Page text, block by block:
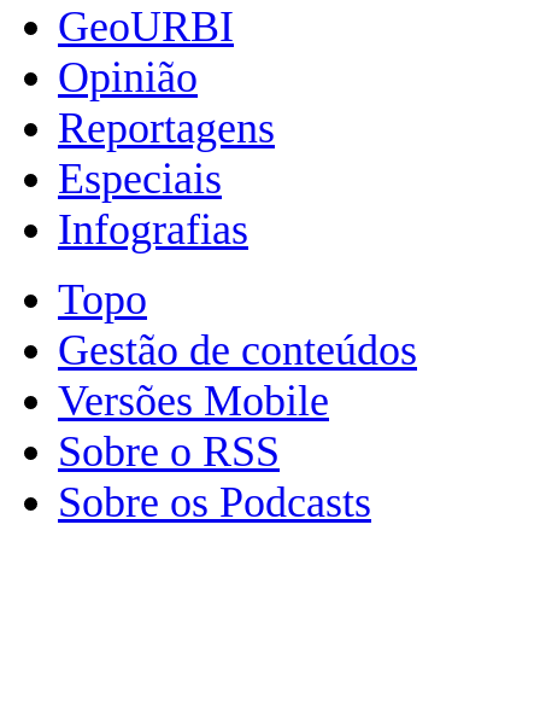
GeoURBI
Opinião
Reportagens
Especiais
Infografias
Topo
Gestão de conteúdos
Versões Mobile
Sobre o RSS
Sobre os Podcasts